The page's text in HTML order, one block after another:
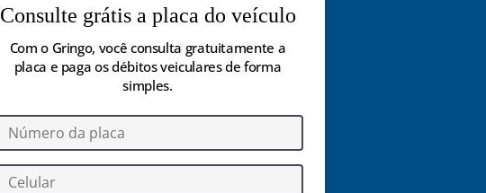
Consulte grátis a placa do veículo
Com o Gringo, você consulta gratuitamente a
placa e paga os débitos veiculares de forma
simples.